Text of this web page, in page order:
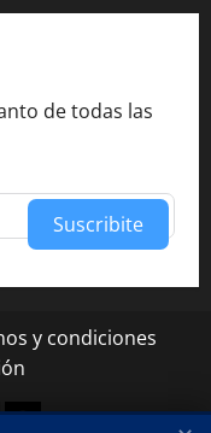
de todas las
Suscribite
y condiciones
Instagram